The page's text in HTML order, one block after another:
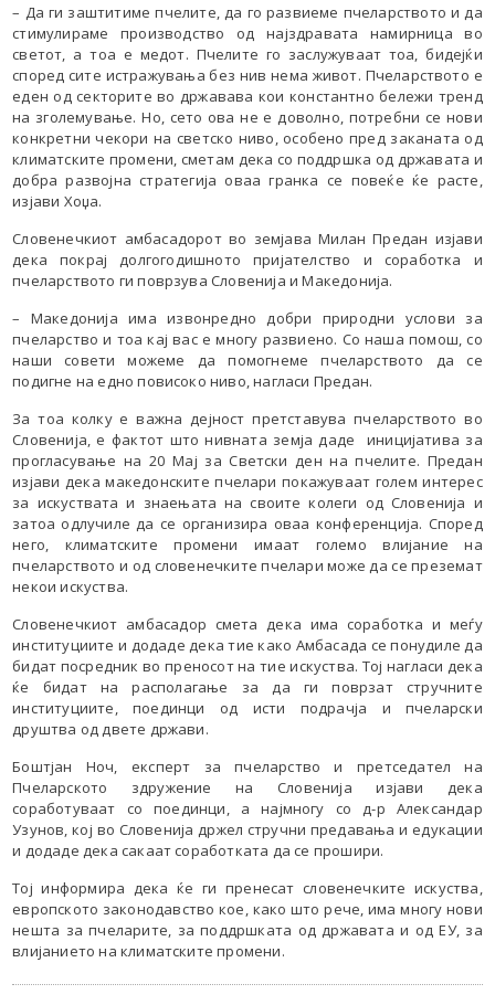
– Да ги заштитиме пчелите, да го развиеме пчеларството и да
стимулираме производство од најздравата намирница во
светот, а тоа е медот. Пчелите го заслужуваат тоа, бидејќи
според сите истражувања без нив нема живот. Пчеларството е
еден од секторите во државава кои константно бележи тренд
на зголемување. Но, сето ова не е доволно, потребни се нови
конкретни чекори на светско ниво, особено пред заканата од
климатските промени, сметам дека со поддршка од државата и
добра развојна стратегија оваа гранка се повеќе ќе расте,
изјави Хоџа.
Словенечкиот амбасадорот во земјава Милан Предан изјави
дека покрај долгогодишното пријателство и соработка и
пчеларството ги поврзува Словенија и Македонија.
– Македонија има извонредно добри природни услови за
пчеларство и тоа кај вас е многу развиено. Со наша помош, со
наши совети можеме да помогнеме пчеларството да се
подигне на едно повисоко ниво, нагласи Предан.
За тоа колку е важна дејност претставува пчеларството во
Словенија, е фактот што нивната земја даде иницијатива за
прогласување на 20 Мај за Светски ден на пчелите. Предан
изјави дека македонските пчелари покажуваат голем интерес
за искуствата и знаењата на своите колеги од Словенија и
затоа одлучиле да се организира оваа конференција. Според
него, климатските промени имаат големо влијание на
пчеларството и од словенечките пчелари може да се преземат
некои искуства.
Словенечкиот амбасадор смета дека има соработка и меѓу
институциите и додаде дека тие како Амбасада се понудиле да
бидат посредник во преносот на тие искуства. Тој нагласи дека
ќе бидат на располагање за да ги поврзат стручните
институциите, поединци од исти подрачја и пчеларски
друштва од двете држави.
Боштјан Ноч, експерт за пчеларство и претседател на
Пчеларското здружение на Словенија изјави дека
соработуваат со поединци, а најмногу со д-р Александар
Узунов, кој во Словенија држел стручни предавања и едукации
и додаде дека сакаат соработката да се прошири.
Тој информира дека ќе ги пренесат словенечките искуства,
европското законодавство кое, како што рече, има многу нови
нешта за пчеларите, за поддршката од државата и од ЕУ, за
влијанието на климатските промени.